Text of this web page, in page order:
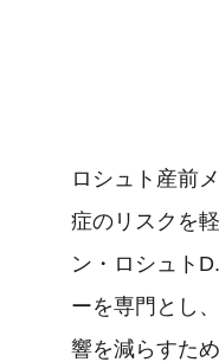
ロシュト産前
症のリスクを
ン・ロシュト
ーを専門とし
響を減らすた